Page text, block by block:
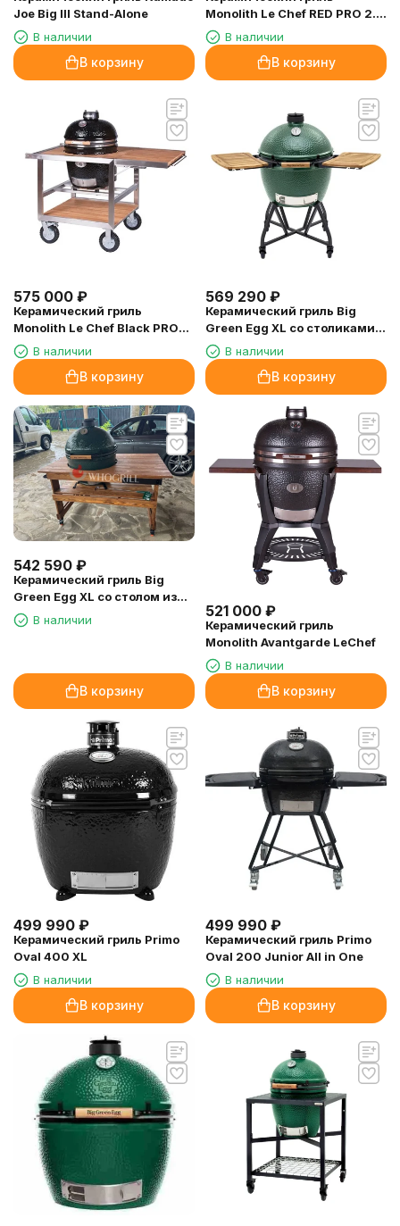
Joe Big III Stand-Alone
В наличии
В корзину
Monolith Le Chef RED PRO 2.0
со столом из тика Buggy
В наличии
В корзину
575 000 ₽
Керамический гриль
Monolith Le Chef Black PRO
2.0 со столом из тика Buggy
В наличии
В корзину
569 290 ₽
Керамический гриль Big
Green Egg XL со столиками и
ножками
В наличии
В корзину
542 590 ₽
Керамический гриль Big
Green Egg XL со столом из
дубаВ наличии
В корзину
521 000 ₽
Керамический гриль
Monolith Avantgarde LeChef
В наличии
В корзину
499 990 ₽
Керамический гриль Primo
Oval 400 XL
В наличии
В корзину
499 990 ₽
Керамический гриль Primo
Oval 200 Junior All in One
В наличии
В корзину